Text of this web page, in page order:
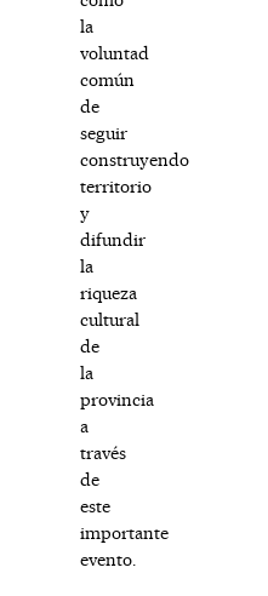
la
voluntad
común
de
seguir
construyendo
territorio
y
difundir
la
riqueza
cultural
de
la
provincia
a
través
de
este
importante
evento.